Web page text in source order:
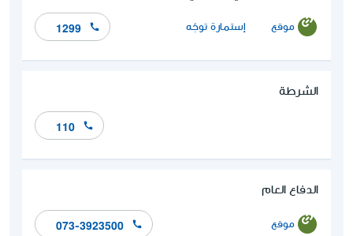
موقع إستمارة توجّه 1299
الشرطة
110
الدفاع العام
موقع 073-3923500